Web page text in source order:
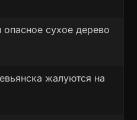
опасное сухое дерево
жалуются на